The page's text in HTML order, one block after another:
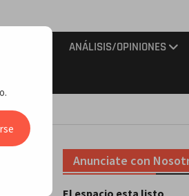
ANÁLISIS/OPINIONES
Anunciate con
El espacio esta listo